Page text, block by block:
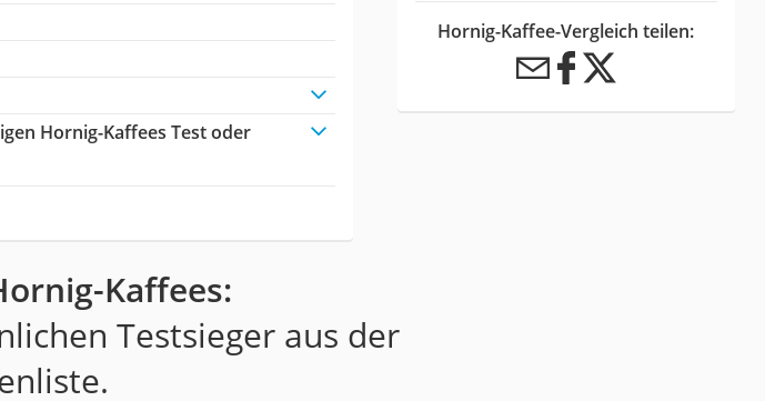
Hornig-Kaffees Test oder
Hornig-Kaffee-Vergleich teilen:
Kaffees:
Testsieger aus der